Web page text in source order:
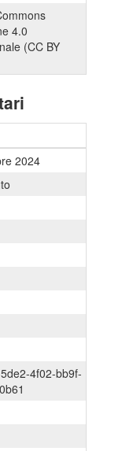
4.0
(CC BY
2024
4f02-bb9f-